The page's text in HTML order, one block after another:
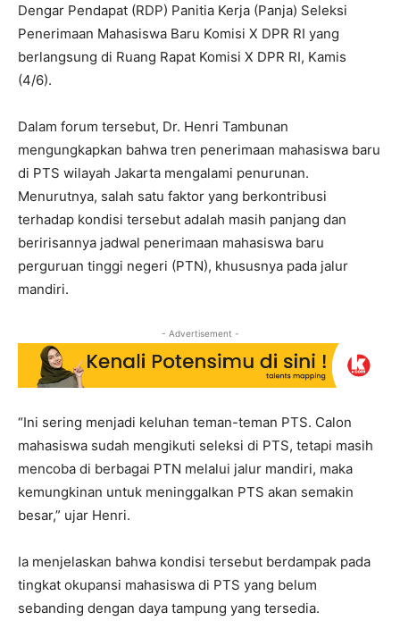
Dengar Pendapat (RDP) Panitia Kerja (Panja) Seleksi
Penerimaan Mahasiswa Baru Komisi X DPR RI yang
berlangsung di Ruang Rapat Komisi X DPR RI, Kamis
(4/6).
Dalam forum tersebut, Dr. Henri Tambunan
mengungkapkan bahwa tren penerimaan mahasiswa baru
di PTS wilayah Jakarta mengalami penurunan.
Menurutnya, salah satu faktor yang berkontribusi
terhadap kondisi tersebut adalah masih panjang dan
beririsannya jadwal penerimaan mahasiswa baru
perguruan tinggi negeri (PTN), khususnya pada jalur
mandiri.
- Advertisement -
“Ini sering menjadi keluhan teman-teman PTS. Calon
mahasiswa sudah mengikuti seleksi di PTS, tetapi masih
mencoba di berbagai PTN melalui jalur mandiri, maka
kemungkinan untuk meninggalkan PTS akan semakin
besar,” ujar Henri.
Ia menjelaskan bahwa kondisi tersebut berdampak pada
tingkat okupansi mahasiswa di PTS yang belum
sebanding dengan daya tampung yang tersedia.